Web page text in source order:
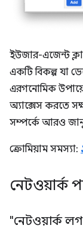
ইউজার-এজেন্ট
একটি বিকল্প যা
এরগনোমিক উপায়ে
অ্যাক্সেস করতে
সম্পর্কে আরও
ক্রোমিয়াম সমস্যা:
নেটওয়ার্ক
"নেটওয়ার্ক